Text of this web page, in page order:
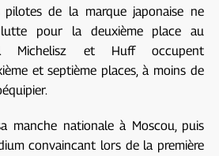
de la marque japonaise ne
pour la deuxième place au
Michelisz et Huff occupent
et septième places, à moins de
manche nationale à Moscou, puis
convaincant lors de la première